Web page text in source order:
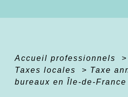
Accueil professionnels >
Taxes locales
> Taxe
bureaux en Île-de-France